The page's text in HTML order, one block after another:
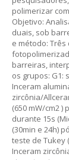
polimerizar
Objetivo:
duais, sob
e método: Três
barreiras,
os grupos: G1:
Inceram
zircônia/
(650 mW/cm2
durante 15s
(30min e 24h)
teste de Tukey
Inceram